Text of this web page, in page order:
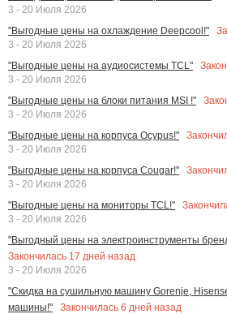
3 - 20 Июля 2026
"Выгодные цены на охлаждение Deepcool!"
3 - 20 Июля 2026
"Выгодные цены на аудиосистемы TCL"
3 - 20 Июля 2026
"Выгодные цены на блоки питания MSI !"
3 - 20 Июля 2026
"Выгодные цены на корпуса Ocypus!"
3 - 20 Июля 2026
"Выгодные цены на корпуса Cougar!"
3 - 20 Июля 2026
"Выгодные цены на мониторы TCL!"
3 - 20 Июля 2026
"Выгодный цены на электроинструменты
Закончилась 17 дней назад
3 - 20 Июля 2026
"Скидка на сушильную машину Gorenje,
машины!"
Закончилась 6 дней назад